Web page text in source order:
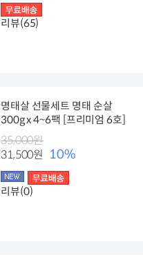
리뷰(65)
명태살 선물세트 명태 순살
300g x 4~6팩 [프리미엄 6호]
35,000원
31,500원 10%
리뷰(0)